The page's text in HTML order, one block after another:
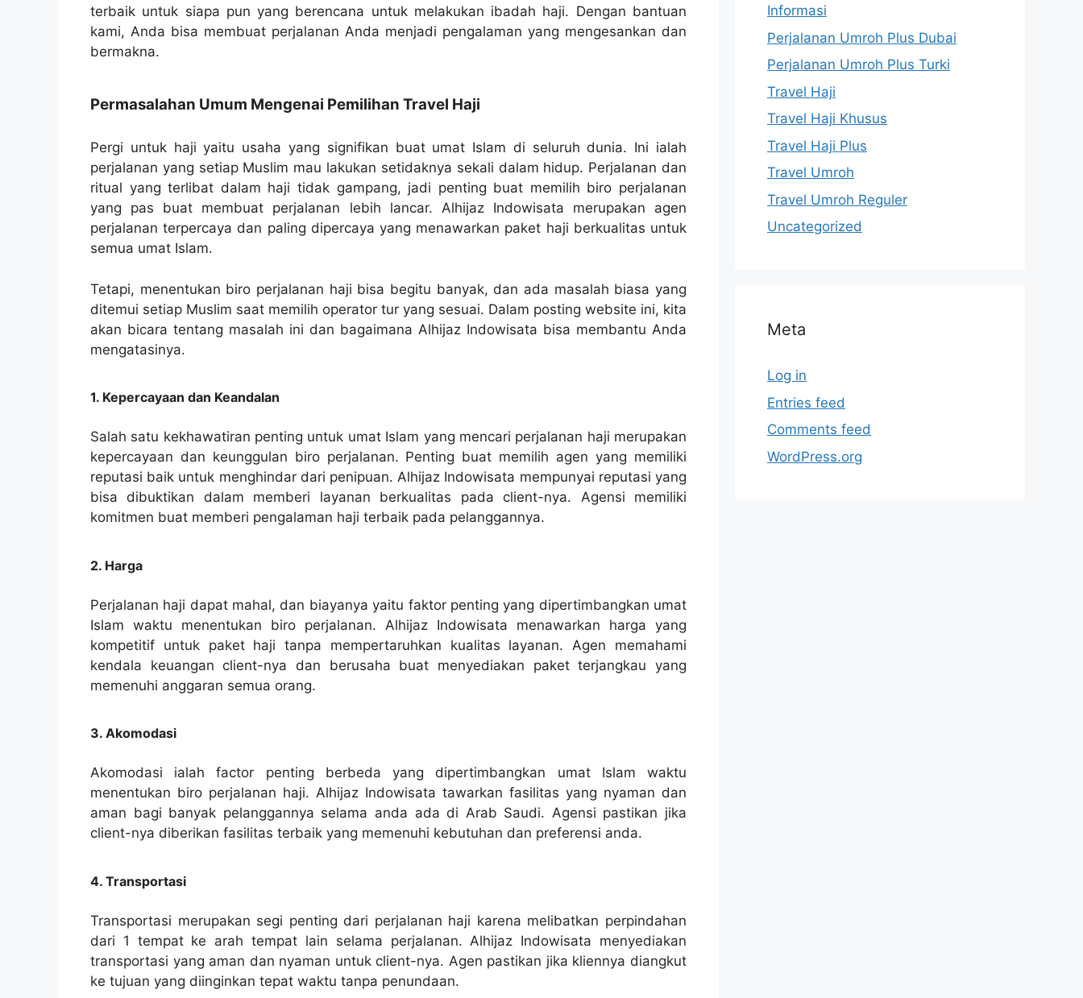
terbaik untuk siapa pun yang berencana untuk melakukan ibadah haji. Dengan bantuan
kami, Anda bisa membuat perjalanan Anda menjadi pengalaman yang mengesankan dan
bermakna.
Permasalahan Umum Mengenai Pemilihan Travel Haji
Pergi untuk haji yaitu usaha yang signifikan buat umat Islam di seluruh dunia. Ini ialah
perjalanan yang setiap Muslim mau lakukan setidaknya sekali dalam hidup. Perjalanan dan
ritual yang terlibat dalam haji tidak gampang, jadi penting buat memilih biro perjalanan
yang pas buat membuat perjalanan lebih lancar. Alhijaz Indowisata merupakan agen
perjalanan terpercaya dan paling dipercaya yang menawarkan paket haji berkualitas untuk
semua umat Islam.
Tetapi, menentukan biro perjalanan haji bisa begitu banyak, dan ada masalah biasa yang
ditemui setiap Muslim saat memilih operator tur yang sesuai. Dalam posting website ini, kita
akan bicara tentang masalah ini dan bagaimana Alhijaz Indowisata bisa membantu Anda
mengatasinya.
1. Kepercayaan dan Keandalan
Salah satu kekhawatiran penting untuk umat Islam yang mencari perjalanan haji merupakan
kepercayaan dan keunggulan biro perjalanan. Penting buat memilih agen yang memiliki
reputasi baik untuk menghindar dari penipuan. Alhijaz Indowisata mempunyai reputasi yang
bisa dibuktikan dalam memberi layanan berkualitas pada client-nya. Agensi memiliki
komitmen buat memberi pengalaman haji terbaik pada pelanggannya.
2. Harga
Perjalanan haji dapat mahal, dan biayanya yaitu faktor penting yang dipertimbangkan umat
Islam waktu menentukan biro perjalanan. Alhijaz Indowisata menawarkan harga yang
kompetitif untuk paket haji tanpa mempertaruhkan kualitas layanan. Agen memahami
kendala keuangan client-nya dan berusaha buat menyediakan paket terjangkau yang
memenuhi anggaran semua orang.
3. Akomodasi
Akomodasi ialah factor penting berbeda yang dipertimbangkan umat Islam waktu
menentukan biro perjalanan haji. Alhijaz Indowisata tawarkan fasilitas yang nyaman dan
aman bagi banyak pelanggannya selama anda ada di Arab Saudi. Agensi pastikan jika
client-nya diberikan fasilitas terbaik yang memenuhi kebutuhan dan preferensi anda.
4. Transportasi
Transportasi merupakan segi penting dari perjalanan haji karena melibatkan perpindahan
dari 1 tempat ke arah tempat lain selama perjalanan. Alhijaz Indowisata menyediakan
transportasi yang aman dan nyaman untuk client-nya. Agen pastikan jika kliennya diangkut
ke tujuan yang diinginkan tepat waktu tanpa penundaan.
Informasi
Perjalanan Umroh Plus Dubai
Perjalanan Umroh Plus Turki
Travel Haji
Travel Haji Khusus
Travel Haji Plus
Travel Umroh
Travel Umroh Reguler
Uncategorized
Meta
Log in
Entries feed
Comments feed
WordPress.org